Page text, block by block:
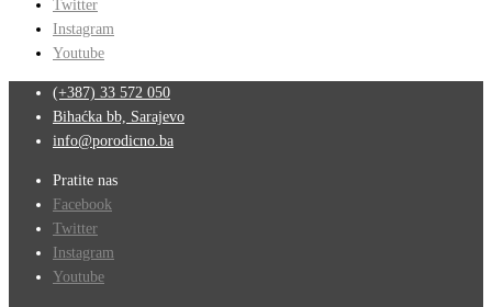
Twitter
Instagram
Youtube
(+387) 33 572 050
Bihaćka bb, Sarajevo
info@porodicno.ba
Pratite nas
Facebook
Twitter
Instagram
Youtube